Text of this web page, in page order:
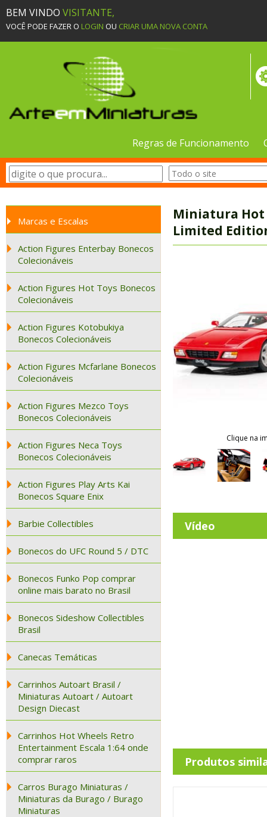
BEM VINDO VISITANTE,
VOCÊ PODE FAZER O LOGIN OU CRIAR UMA NOVA CONTA
Regras de Funcionamento
Marcas e Escalas
Action Figures Enterbay Bonecos
Colecionáveis
Action Figures Hot Toys Bonecos
Colecionáveis
Action Figures Kotobukiya
Bonecos Colecionáveis
Action Figures Mcfarlane Bonecos
Colecionáveis
Action Figures Mezco Toys
Bonecos Colecionáveis
Action Figures Neca Toys
Bonecos Colecionáveis
Action Figures Play Arts Kai
Bonecos Square Enix
Barbie Collectibles
Bonecos do UFC Round 5 / DTC
Bonecos Funko Pop comprar
online mais barato no Brasil
Bonecos Sideshow Collectibles
Brasil
Canecas Temáticas
Carrinhos Autoart Brasil /
Miniaturas Autoart / Autoart
Design Diecast
Carrinhos Hot Wheels Retro
Entertainment Escala 1:64 onde
comprar raros
Carros Burago Miniaturas /
Miniaturas da Burago / Burago
Miniaturas
Miniatura Hot
Limited
Clique na
Vídeo
Produtos